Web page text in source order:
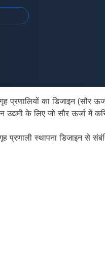
का डिजाइन (सौर
उद्यमी के लिए जो सौर ऊर्जा में
प्रणाली स्थापना डिजाइन से